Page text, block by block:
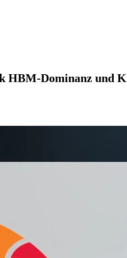
Dominanz und